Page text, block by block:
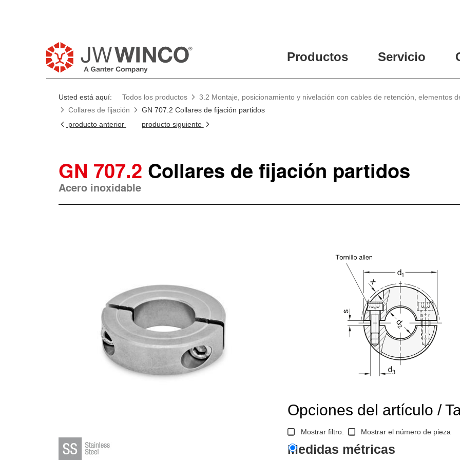
Productos Servicio
Usted está aquí: Todos los productos
3.2 Montaje, posicionamiento y nivelación con cables de retención, elementos
Collares de fijación
GN 707.2 Collares de fijación partidos
producto anterior
producto siguiente
GN 707.2 Collares de fijación partidos
Acero inoxidable
Opciones del artículo /
Mostrar filtro. Mostrar el número de pieza
Medidas métricas